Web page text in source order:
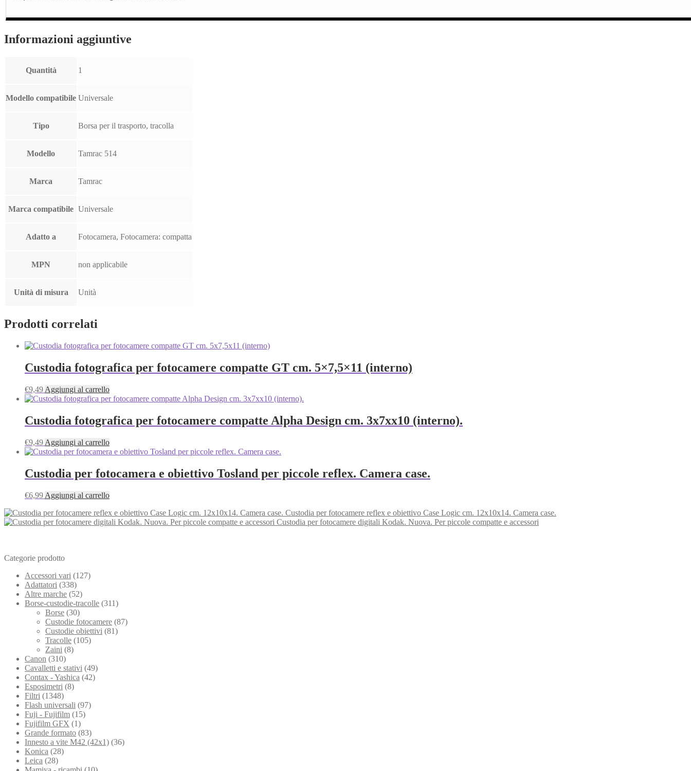
Informazioni aggiuntive
Quantità 1
Modello compatibile Universale
Tipo Borsa per il trasporto, tracolla
Modello Tamrac 514
Marca Tamrac
Marca compatibile Universale
Adatto a Fotocamera, Fotocamera: compatta
MPN non applicabile
Unità di misura Unità
Prodotti correlati
Custodia fotografica per fotocamere compatte GT cm. 5×7,5×11 (interno)
€9,49 Aggiungi al carrello
Custodia fotografica per fotocamere compatte Alpha Design cm. 3x7xx10 (interno).
€9,49 Aggiungi al carrello
Custodia per fotocamera e obiettivo Tosland per piccole reflex. Camera case.
€6,99 Aggiungi al carrello
Custodia per fotocamere reflex e obiettivo Case Logic cm. 12x10x14. Camera case.
Custodia per fotocamere digitali Kodak. Nuova. Per piccole compatte e accessori
Categorie prodotto
Accessori vari (127)
Adattatori (338)
Altre marche (52)
Borse-custodie-tracolle (311)
Borse (30)
Custodie fotocamere (87)
Custodie obiettivi (81)
Tracolle (105)
Zaini (8)
Canon (310)
Cavalletti e stativi (49)
Contax - Yashica (42)
Esposimetri (8)
Filtri (1348)
Flash universali (97)
Fuji - Fujifilm (15)
Fujifilm GFX (1)
Grande formato (83)
Innesto a vite M42 (42x1) (36)
Konica (28)
Leica (28)